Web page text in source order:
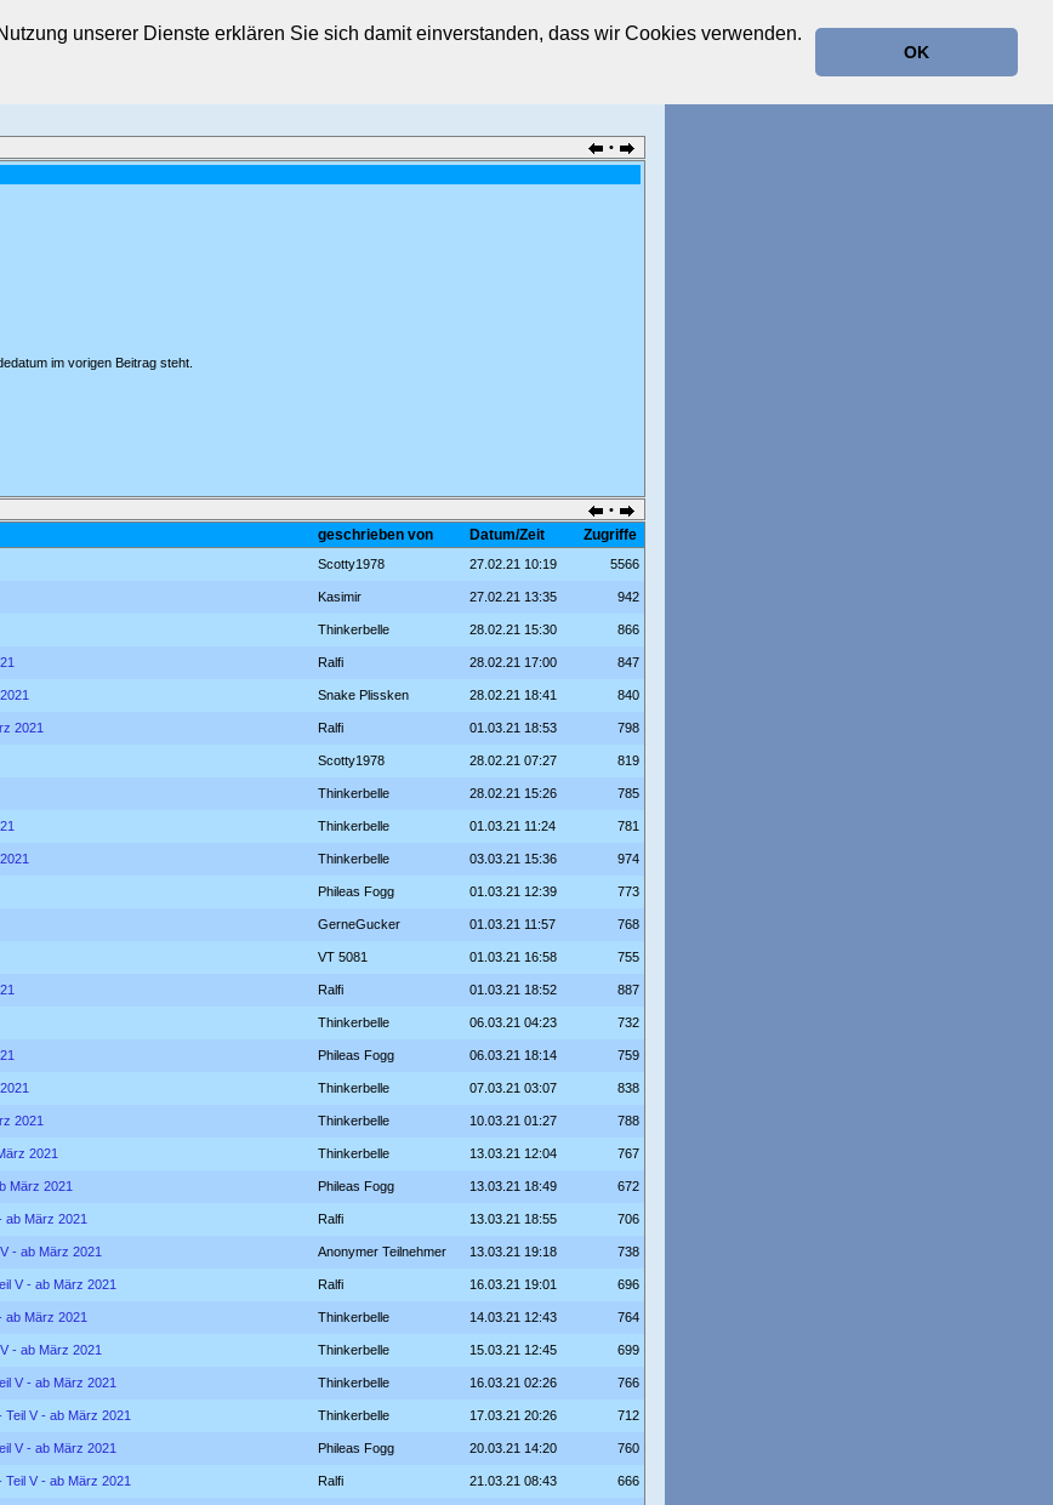
unserer Dienste erklären Sie sich damit einverstanden, dass wir Cookies verwenden.
OK
•
im vorigen Beitrag steht.
•
geschrieben von Datum/Zeit Zugriffe
Scotty1978 27.02.21 10:19 5566
Kasimir 27.02.21 13:35 942
Thinkerbelle 28.02.21 15:30 866
Ralfi 28.02.21 17:00 847
Snake Plissken 28.02.21 18:41 840
2021 Ralfi 01.03.21 18:53 798
Scotty1978 28.02.21 07:27 819
Thinkerbelle 28.02.21 15:26 785
Thinkerbelle 01.03.21 11:24 781
Thinkerbelle 03.03.21 15:36 974
Phileas Fogg 01.03.21 12:39 773
GerneGucker 01.03.21 11:57 768
VT 5081 01.03.21 16:58 755
Ralfi 01.03.21 18:52 887
Thinkerbelle 06.03.21 04:23 732
Phileas Fogg 06.03.21 18:14 759
Thinkerbelle 07.03.21 03:07 838
2021 Thinkerbelle 10.03.21 01:27 788
2021 Thinkerbelle 13.03.21 12:04 767
März 2021 Phileas Fogg 13.03.21 18:49 672
ab März 2021 Ralfi 13.03.21 18:55 706
- ab März 2021 Anonymer Teilnehmer 13.03.21 19:18 738
V - ab März 2021 Ralfi 16.03.21 19:01 696
ab März 2021 Thinkerbelle 14.03.21 12:43 764
- ab März 2021 Thinkerbelle 15.03.21 12:45 699
V - ab März 2021 Thinkerbelle 16.03.21 02:26 766
Teil V - ab März 2021 Thinkerbelle 17.03.21 20:26 712
V - ab März 2021 Phileas Fogg 20.03.21 14:20 760
Teil V - ab März 2021 Ralfi 21.03.21 08:43 666